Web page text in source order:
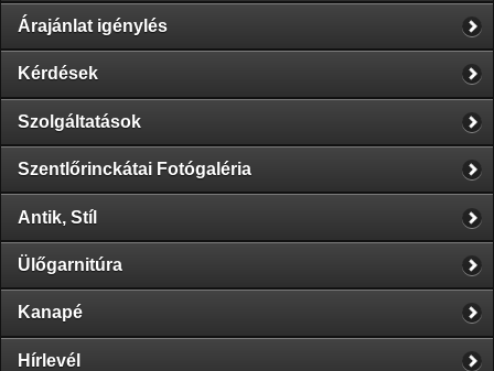
Árajánlat igénylés
Kérdések
Szolgáltatások
Szentlőrinckátai Fotógaléria
Antik, Stíl
Ülőgarnitúra
Kanapé
Hírlevél